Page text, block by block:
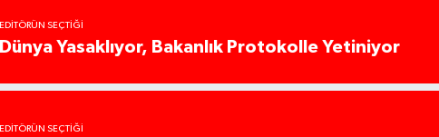
EDITÖRÜN SEÇTIĞI
Dünya Yasaklıyor, Bakanlık Protokolle Yetiniyor
EDITÖRÜN SEÇTIĞI